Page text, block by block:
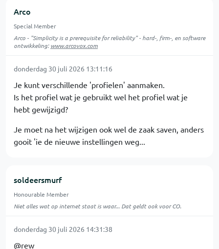
Arco
Special Member
Arco - "Simplicity is a prerequisite for reliability" - hard-, firm-, en software
ontwikkeling:www.arcovox.com
donderdag 30 juli 2026 13:11:16
Je kunt verschillende 'profielen' aanmaken.
Is het profiel wat je gebruikt wel het profiel wat je
hebt gewijzigd?
Je moet na het wijzigen ook wel de zaak saven, anders
gooit 'ie de nieuwe instellingen weg...
soldeersmurf
Honourable Member
Niet alles wat op internet staat is waar... Dat geldt ook voor CO.
donderdag 30 juli 2026 14:31:38
@rew